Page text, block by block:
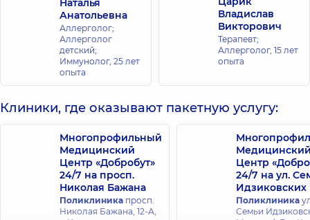
Наталья
Анатольевна
Аллерголог;
Аллерголог
детский;
Иммунолог, 25 лет
опыта
Владислав
Викторович
Терапевт;
Аллерголог, 15 лет
опыта
Клиники, где оказывают пакетную услугу:
Многопрофильный
Медицинский
Центр «Добробут»
24/7 на просп.
Николая Бажана
Поликлиника просп.
Николая Бажана, 12-А,
Центр
24/7 на ул.
Идзиковских
Поликлиника
Семьи